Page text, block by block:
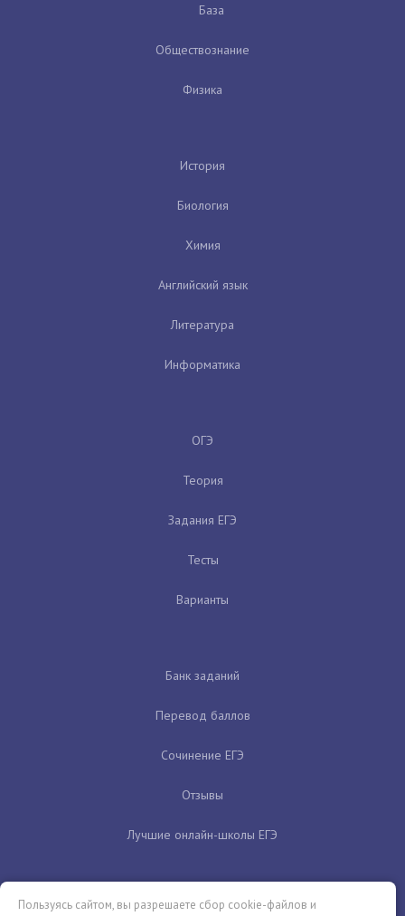
База
Обществознание
Физика
История
Биология
Химия
Английский язык
Литература
Информатика
ОГЭ
Теория
Задания ЕГЭ
Тесты
Варианты
Банк заданий
Перевод баллов
Сочинение ЕГЭ
Отзывы
Лучшие онлайн-школы ЕГЭ
Пользуясь сайтом, вы разрешаете сбор cookie-файлов и